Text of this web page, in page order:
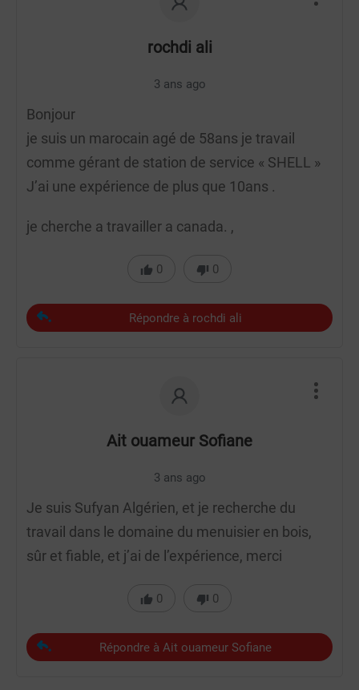
rochdi ali
3 ans ago
Bonjour
je suis un marocain agé de 58ans je travail
comme gérant de station de service « SHELL »
J’ai une expérience de plus que 10ans .
je cherche a travailler a canada. ,
0 0
Répondre à rochdi ali
Ait ouameur Sofiane
3 ans ago
Je suis Sufyan Algérien, et je recherche du
travail dans le domaine du menuisier en bois,
sûr et fiable, et j’ai de l’expérience, merci
0 0
Répondre à Ait ouameur Sofiane